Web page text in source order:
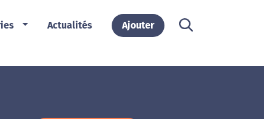
Actualités Ajouter